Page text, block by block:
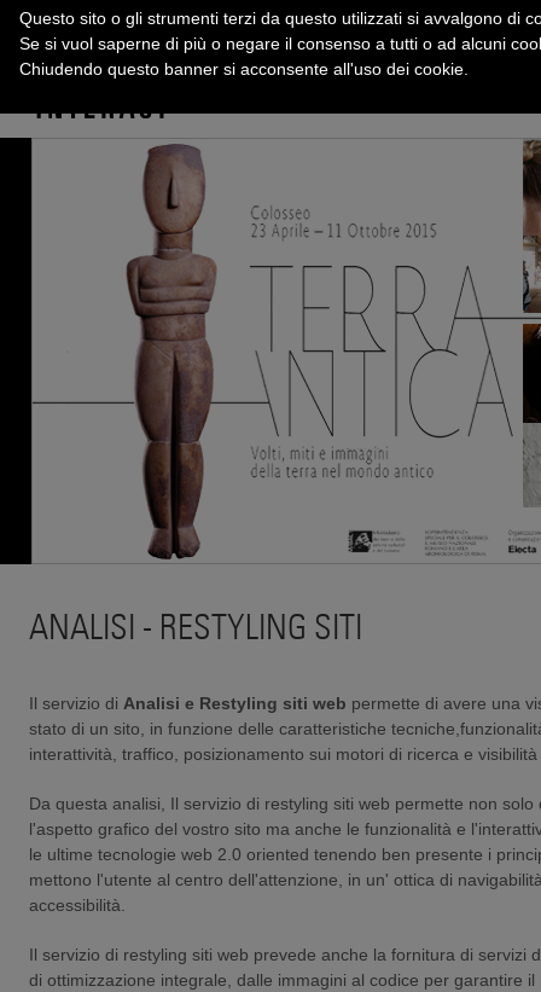
ANALISI - RESTYLING SITI
Il servizio di Analisi e Restyling siti web permette di avere una
stato di un sito, in funzione delle caratteristiche
interattività, traffico, posizionamento sui motori di ricerca e
Da questa analisi, Il servizio di restyling siti web permette non solo
l'aspetto grafico del vostro sito ma anche le funzionalità e
le ultime tecnologie web 2.0 oriented tenendo ben presente i
mettono l'utente al centro dell'attenzione, in un' ottica di
accessibilità.
Il servizio di restyling siti web prevede anche la fornitura di servizi
di ottimizzazione integrale, dalle immagini al codice per garantire il
Questo sito o gli strumenti terzi da questo utilizzati si avvalgono di
Se si vuol saperne di più o negare il consenso a tutti o ad alcuni
Chiudendo questo banner si acconsente all'uso dei cookie.